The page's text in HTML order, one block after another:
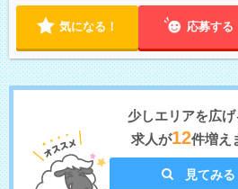
気になる！ 応募する
少しエリアを広げ
求人が12件増え
見てみる